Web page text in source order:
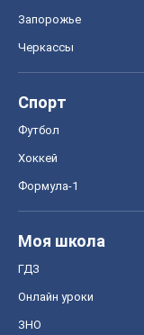
Запорожье
Черкассы
Спорт
Футбол
Хоккей
Формула-1
Моя школа
ГДЗ
Онлайн уроки
ЗНО